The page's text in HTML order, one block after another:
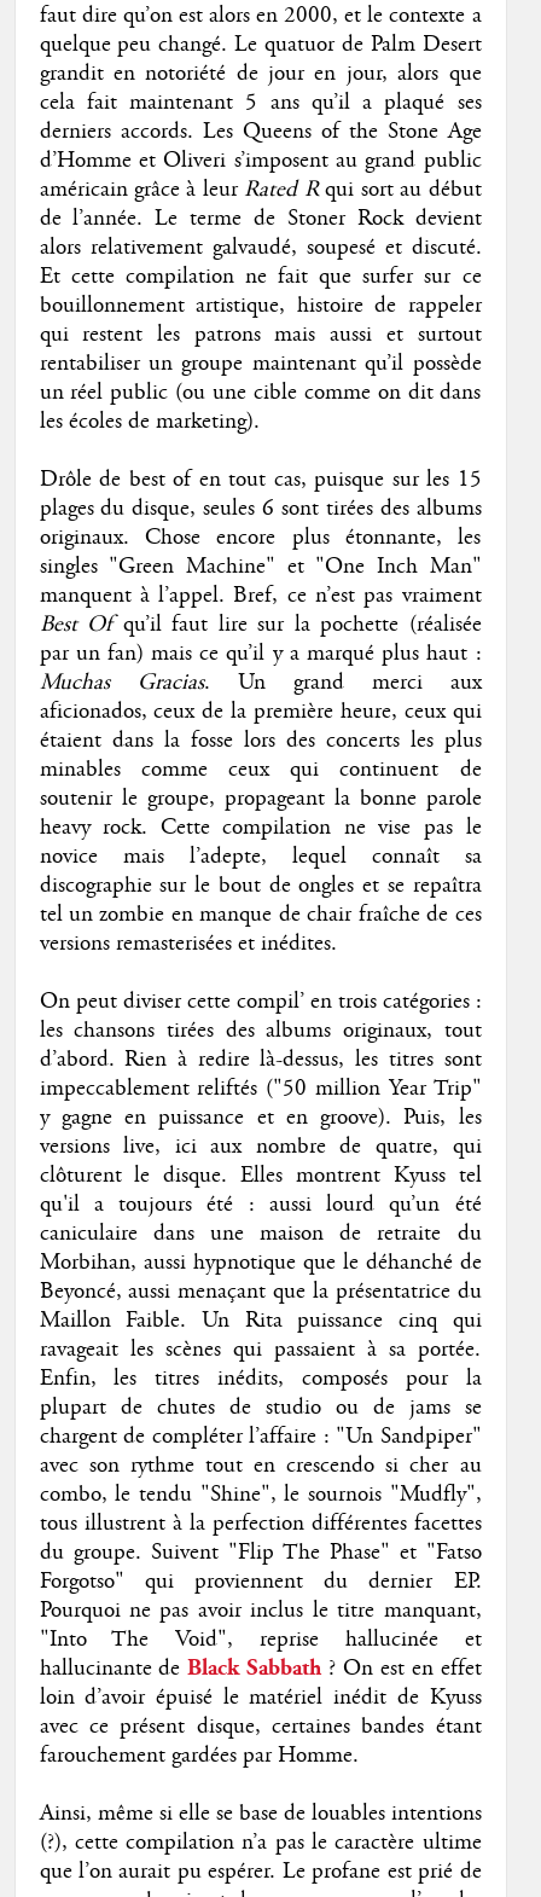
faut dire qu’on est alors en 2000, et le contexte a
quelque peu changé. Le quatuor de Palm Desert
grandit en notoriété de jour en jour, alors que
cela fait maintenant 5 ans qu’il a plaqué ses
derniers accords. Les Queens of the Stone Age
d’Homme et Oliveri s’imposent au grand public
américain grâce à leur Rated Rqui sort au début
de l’année. Le terme de Stoner Rock devient
alors relativement galvaudé, soupesé et discuté.
Et cette compilation ne fait que surfer sur ce
bouillonnement artistique, histoire de rappeler
qui restent les patrons mais aussi et surtout
rentabiliser un groupe maintenant qu’il possède
un réel public (ou une cible comme on dit dans
les écoles de marketing).
Drôle de best of en tout cas, puisque sur les 15
plages du disque, seules 6 sont tirées des albums
originaux. Chose encore plus étonnante, les
singles "Green Machine" et "One Inch Man"
manquent à l’appel. Bref, ce n’est pas vraiment
Best Ofqu’il faut lire sur la pochette (réalisée
par un fan) mais ce qu’il y a marqué plus haut :
Muchas Gracias. Un grand merci aux
aficionados, ceux de la première heure, ceux qui
étaient dans la fosse lors des concerts les plus
minables comme ceux qui continuent de
soutenir le groupe, propageant la bonne parole
heavy rock. Cette compilation ne vise pas le
novice mais l’adepte, lequel connaît sa
discographie sur le bout de ongles et se repaîtra
tel un zombie en manque de chair fraîche de ces
versions remasterisées et inédites.
On peut diviser cette compil’ en trois catégories :
les chansons tirées des albums originaux, tout
d’abord. Rien à redire là-dessus, les titres sont
impeccablement reliftés ("50 million Year Trip"
y gagne en puissance et en groove). Puis, les
versions live, ici aux nombre de quatre, qui
clôturent le disque. Elles montrent Kyuss tel
qu'il a toujours été : aussi lourd qu’un été
caniculaire dans une maison de retraite du
Morbihan, aussi hypnotique que le déhanché de
Beyoncé, aussi menaçant que la présentatrice du
Maillon Faible. Un Rita puissance cinq qui
ravageait les scènes qui passaient à sa portée.
Enfin, les titres inédits, composés pour la
plupart de chutes de studio ou de jams se
chargent de compléter l’affaire : "Un Sandpiper"
avec son rythme tout en crescendo si cher au
combo, le tendu "Shine", le sournois "Mudfly",
tous illustrent à la perfection différentes facettes
du groupe. Suivent "Flip The Phase" et "Fatso
Forgotso" qui proviennent du dernier EP.
Pourquoi ne pas avoir inclus le titre manquant,
"Into The Void", reprise hallucinée et
hallucinante de Black Sabbath ? On est en effet
loin d’avoir épuisé le matériel inédit de Kyuss
avec ce présent disque, certaines bandes étant
farouchement gardées par Homme.
Ainsi, même si elle se base de louables intentions
(?), cette compilation n’a pas le caractère ultime
que l’on aurait pu espérer. Le profane est prié de